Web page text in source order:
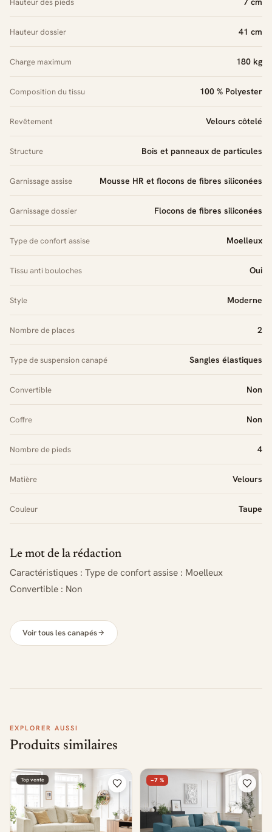
Hauteur dossier 41 cm
Charge maximum 180 kg
Composition du tissu 100 % Polyester
Revêtement Velours côtelé
Structure Bois et panneaux de particules
Garnissage assise Mousse HR et flocons de fibres siliconées
Garnissage dossier Flocons de fibres siliconées
Type de confort assise Moelleux
Tissu anti bouloches Oui
Style Moderne
Nombre de places 2
Type de suspension canapé Sangles élastiques
Convertible Non
Coffre Non
Nombre de pieds 4
Matière Velours
Couleur Taupe
Le mot de la rédaction
Caractéristiques : Type de confort assise : Moelleux
Convertible : Non
Voir tous les canapés
EXPLORER AUSSI
Produits similaires
Top vente −7 %